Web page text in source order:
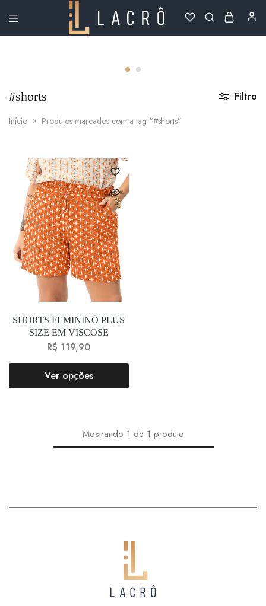
Lacrô
#shorts
Início Produtos marcados com a tag “#shorts”
Filtro
SHORTS FEMININO PLUS
SIZE EM VISCOSE
R$ 119,90
Ver opções
Mostrando 1 de 1 produto